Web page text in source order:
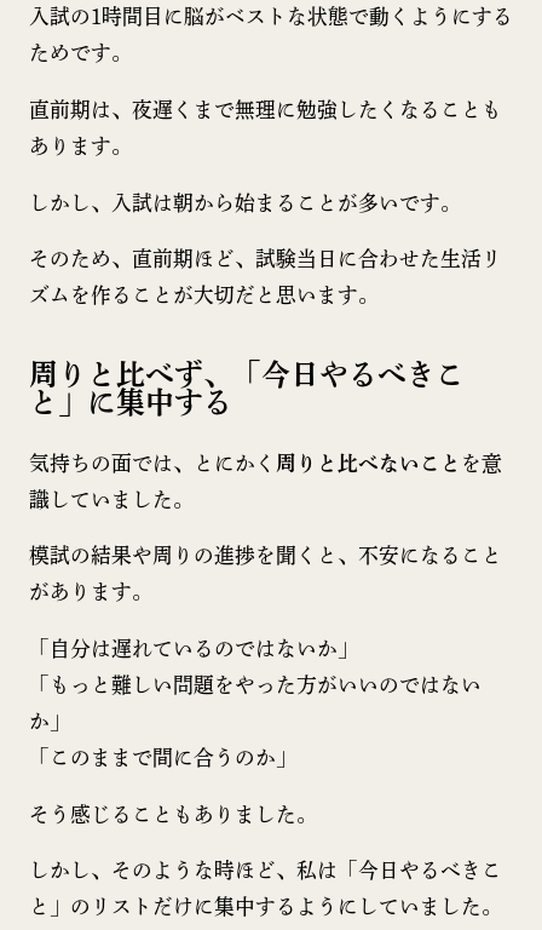
入試の1時間目に脳がベストな状態で動くようにする
ためです。
直前期は、夜遅くまで無理に勉強したくなることも
あります。
しかし、入試は朝から始まることが多いです。
そのため、直前期ほど、試験当日に合わせた生活リ
ズムを作ることが大切だと思います。
周りと比べず、「今日やるべきこ
と」に集中する
気持ちの面では、とにかく 周りと比べないこと を意
識していました。
模試の結果や周りの進捗を聞くと、不安になること
があります。
「自分は遅れているのではないか」
「もっと難しい問題をやった方がいいのではない
か」
「このままで間に合うのか」
そう感じることもありました。
しかし、そのような時ほど、私は「今日やるべきこ
と」のリストだけに集中するようにしていました。